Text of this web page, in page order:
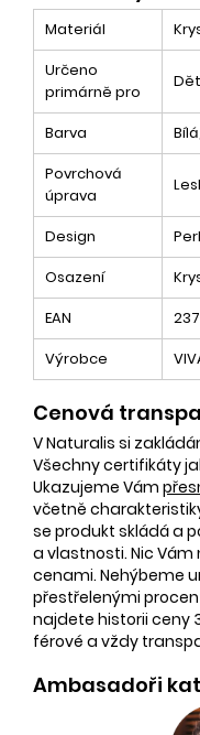
Materiál
Určeno
primárně pro
Barva
Povrchová
úprava
Design
Osazení
EAN
Výrobce
Cenová
V Naturalis si
Všechny certifikáty
Ukazujeme Vám
včetně
se produkt skládá a
a vlastnosti. Nic Vám
cenami. Nehýbeme
přestřelenými
najdete historii ceny
férové a vždy
Ambasadoři